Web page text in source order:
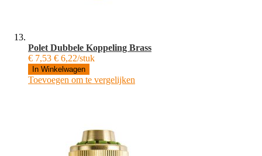
Polet Dubbele Koppeling Brass
€ 7,53 € 6,22/stuk
In Winkelwagen
Toevoegen om te vergelijken